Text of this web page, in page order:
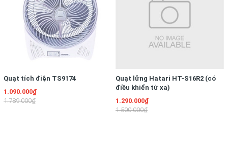
Quạt tích điện TS9174
1.090.000₫
1.789.000₫
Quạt lửng Hatari HT-S16R2 (có
điều khiển từ xa)
1.290.000₫
1.500.000₫